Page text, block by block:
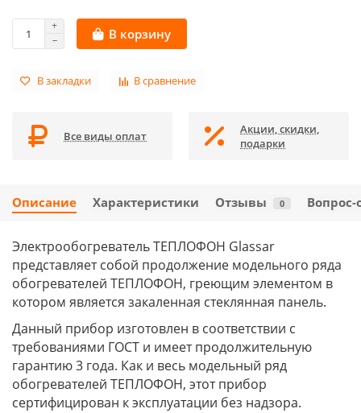
В корзину
В закладки В сравнение
Все виды оплат
Акции, скидки,
подарки
Описание Характеристики Отзывы 0 Вопрос-
Электрообогреватель ТЕПЛОФОН Glassar
представляет собой продолжение модельного ряда
обогревателей ТЕПЛОФОН, греющим элементом в
котором является закаленная стеклянная панель.
Данный прибор изготовлен в соответствии с
требованиями ГОСТ и имеет продолжительную
гарантию 3 года. Как и весь модельный ряд
обогревателей ТЕПЛОФОН, этот прибор
сертифицирован к эксплуатации без надзора.